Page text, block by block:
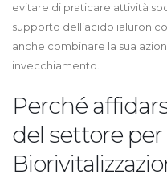
evitare di praticare attività
supporto dell’acido
anche combinare la sua
invecchiamento.
Perché
del settore per